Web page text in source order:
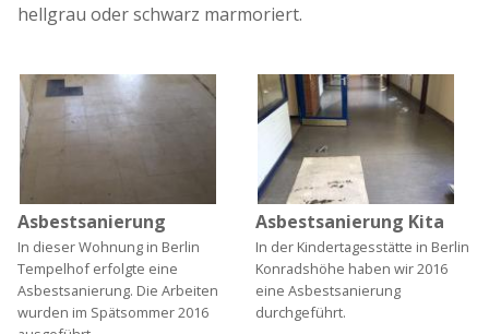
hellgrau oder schwarz marmoriert.
Asbestsanierung
In dieser Wohnung in Berlin
Tempelhof erfolgte eine
Asbestsanierung. Die Arbeiten
wurden im Spätsommer 2016
Asbestsanierung Kita
In der Kindertagesstätte in Berlin
Konradshöhe haben wir 2016
eine Asbestsanierung
durchgeführt.